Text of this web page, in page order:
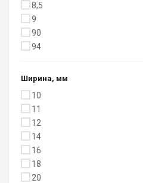
8,5
9
90
94
Ширина, мм
10
11
12
14
16
18
20